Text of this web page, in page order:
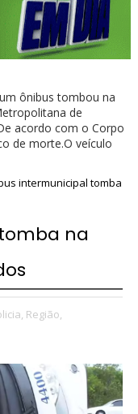
ônibus tombou na
de
acordo com o Corpo
de morte.O veículo
intermunicipal tomba
na
Região,